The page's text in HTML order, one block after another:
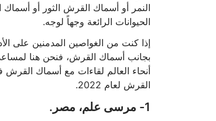
النمر أو أسماك القرش الثور أو
الحيوانات الرائعة وجهاً لوجه.
إذا كنت من الغواصين المدمنين على
بجانب أسماك القرش، فنحن هنا
أنحاء العالم لقاءات مع أسماك
القرش لعام 2022.
1- مرسى علم، مصر.